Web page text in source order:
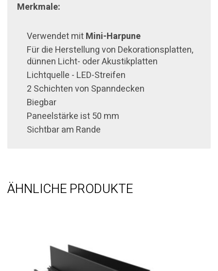
Merkmale:
Verwendet mitMini-Harpune
Für die Herstellung von Dekorationsplatten,
dünnen Licht- oder Akustikplatten
Lichtquelle - LED-Streifen
2 Schichten von Spanndecken
Biegbar
Paneelstärke ist 50 mm
Sichtbar am Rande
ÄHNLICHE PRODUKTE